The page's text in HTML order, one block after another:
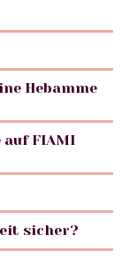
Hebamme
auf FIAMI
sicher?